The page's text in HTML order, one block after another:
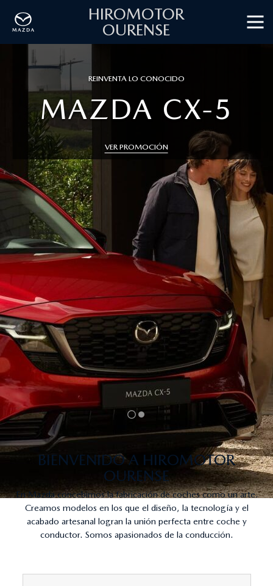
HIROMOTOR
OURENSE
CONDUCCIÓN ELÉCTRICA, ARTE EN MOVIMIENTO
MAZDA
VER PROMOCIÓN
BIENVENIDO A HIROMOTOR
OURENSE
En Mazda concebimos la fabricación de coches como un arte.
Creamos modelos en los que el diseño, la tecnología y el
acabado artesanal logran la unión perfecta entre coche y
conductor. Somos apasionados de la conducción.